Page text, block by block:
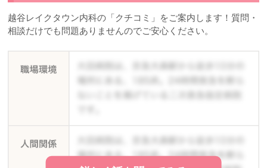
越谷レイクタウン内科の「クチコミ」をご案内します！質問・
相談だけでも問題ありませんのでご安心ください。